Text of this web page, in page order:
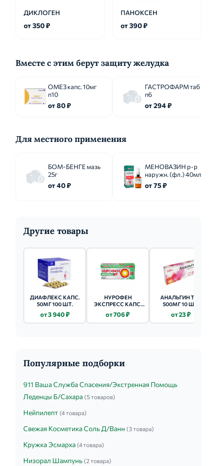
ДИКЛОГЕН
от 350 ₽
ПАНОКСЕН
от 390 ₽
Вместе с этим берут защиту желудка
ОМЕЗ капс. 10мг
n10
от 80 ₽
ГАСТРОФАРМ таб
n6
от 294 ₽
Для местного применения
БОМ-БЕНГЕ мазь
25г
от 40 ₽
МЕНОВАЗИН р-р
наружн. (фл.) 40мл
от 75 ₽
Другие товары
ДИАФЛЕКС КАПС.
50МГ 100 ШТ.
от 3 940 ₽
НУРОФЕН
ЭКСПРЕСС КАПС.
от 706 ₽
АНАЛЬГИН ТАБ
500МГ 10 ШТ.
от 23 ₽
Популярные подборки
911 Ваша Служба Спасения/Экстренная Помощь
Леденцы Б/Сахара (5 товаров)
Нейпилепт (4 товара)
Свежая Косметика Соль Д/Ванн (3 товара)
Кружка Эсмарха (4 товара)
Низорал Шампунь (2 товара)